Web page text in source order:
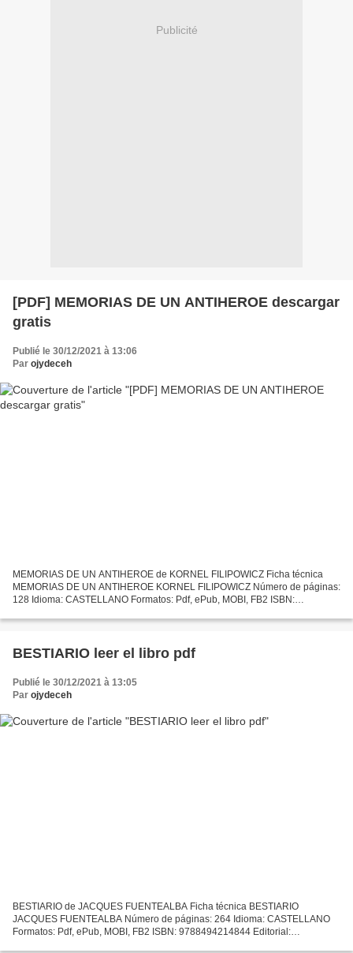
Publicité
[PDF] MEMORIAS DE UN ANTIHEROE descargar
gratis
Publié le 30/12/2021 à 13:06
Par ojydeceh
MEMORIAS DE UN ANTIHEROE de KORNEL FILIPOWICZ Ficha técnica
MEMORIAS DE UN ANTIHEROE KORNEL FILIPOWICZ Número de páginas:
128 Idioma: CASTELLANO Formatos: Pdf, ePub, MOBI, FB2 ISBN:
Descargar...
BESTIARIO leer el libro pdf
Publié le 30/12/2021 à 13:05
Par ojydeceh
BESTIARIO de JACQUES FUENTEALBA Ficha técnica BESTIARIO
JACQUES FUENTEALBA Número de páginas: 264 Idioma: CASTELLANO
Formatos: Pdf, ePub, MOBI, FB2 ISBN: 9788494214844 Editorial: